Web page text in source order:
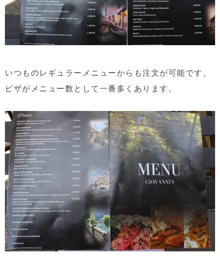
いつものレギュラーメニューからも注文が可能です。
ピザがメニュー数として一番多くあります。